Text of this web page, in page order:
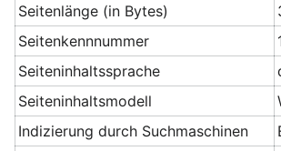
Seitenlänge (in Bytes)
Seitenkennnummer
Seiteninhaltssprache
Seiteninhaltsmodell
Indizierung durch Suchmaschinen